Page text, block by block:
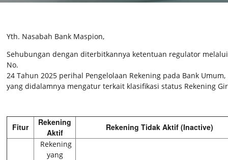
Yth. Nasabah Bank Maspion,
Sehubungan dengan diterbitkannya ketentuan regulator melalui
No.
24 Tahun 2025 perihal Pengelolaan Rekening pada Bank Umum,
yang didalamnya mengatur terkait klasifikasi status Rekening
Fitur
Rekening
Aktif
Rekening Tidak Aktif (Inactive)
Rekening
yang